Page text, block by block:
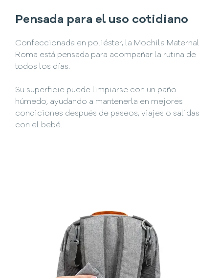
Pensada para el uso cotidiano
Confeccionada en poliéster, la Mochila Maternal
Roma está pensada para acompañar la rutina de
todos los días.
Su superficie puede limpiarse con un paño
húmedo, ayudando a mantenerla en mejores
condiciones después de paseos, viajes o salidas
con el bebé.